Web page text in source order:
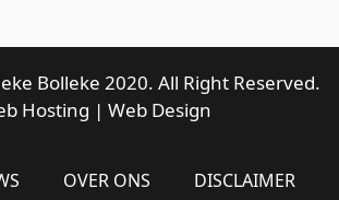
Bolleke 2020. All Right Reserved.
Hosting | Web Design
OVER ONS
DISCLAIMER